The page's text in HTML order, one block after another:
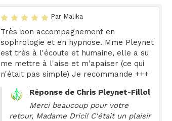
Par Malika
Très bon accompagnement en
sophrologie et en hypnose. Mme Pleynet
est très à l'écoute et humaine, elle a su
me mettre à l'aise et m'apaiser (ce qui
n'était pas simple) Je recommande +++
Réponse de Chris Pleynet-Fillol
Merci beaucoup pour votre
retour, Madame Drici! C'était un plaisir